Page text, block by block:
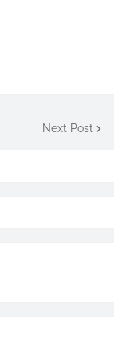
Next Post